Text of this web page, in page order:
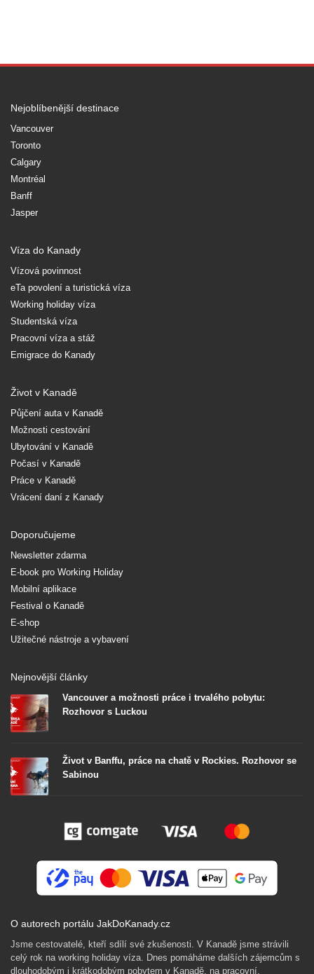
Nejoblíbenější destinace
Vancouver
Toronto
Calgary
Montréal
Banff
Jasper
Víza do Kanady
Vízová povinnost
eTa povolení a turistická víza
Working holiday víza
Studentská víza
Pracovní víza a stáž
Emigrace do Kanady
Život v Kanadě
Půjčení auta v Kanadě
Možnosti cestování
Ubytování v Kanadě
Počasí v Kanadě
Práce v Kanadě
Vrácení daní z Kanady
Doporučujeme
Newsletter zdarma
E-book pro Working Holiday
Mobilní aplikace
Festival o Kanadě
E-shop
Užitečné nástroje a vybavení
Nejnovější články
Vancouver a možnosti práce i trvalého pobytu:
Rozhovor s Luckou
Život v Banffu, práce na chatě v Rockies. Rozhovor se
Sabinou
O autorech portálu JakDoKanady.cz
Jsme cestovatelé, kteří sdílí své zkušenosti. V Kanadě jsme strávili
celý rok na working holiday víza. Dnes pomáháme dalších zájemcům s
dlouhodobým i krátkodobým pobytem v Kanadě, na pracovní,